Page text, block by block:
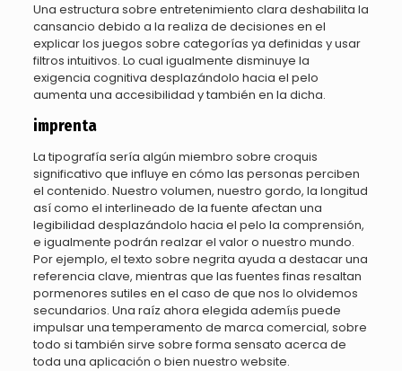
Una estructura sobre entretenimiento clara deshabilita la
cansancio debido a la realiza de decisiones en el
explicar los juegos sobre categorías ya definidas y usar
filtros intuitivos. Lo cual igualmente disminuye la
exigencia cognitiva desplazándolo hacia el pelo
aumenta una accesibilidad y también en la dicha.
imprenta
La tipografía serí­a algún miembro sobre croquis
significativo que influye en cómo las personas perciben
el contenido. Nuestro volumen, nuestro gordo, la longitud
así­ como el interlineado de la fuente afectan una
legibilidad desplazándolo hacia el pelo la comprensión,
e igualmente podrán realzar el valor o nuestro mundo.
Por ejemplo, el texto sobre negrita ayuda a destacar una
referencia clave, mientras que las fuentes finas resaltan
pormenores sutiles en el caso de que nos lo olvidemos
secundarios. Una raíz ahora elegida ademí¡s puede
impulsar una temperamento de marca comercial, sobre
todo si también sirve sobre forma sensato acerca de
toda una aplicación o bien nuestro website.